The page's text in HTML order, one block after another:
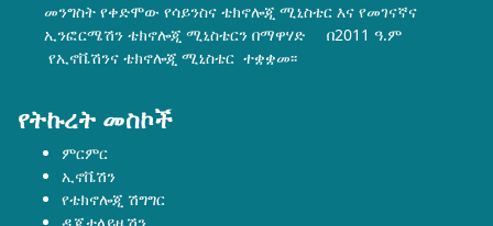
መንግስት የቀድሞው የሳይንስና ቴክኖሎጂ ሚኒስቴር እና የመገናኛና
ኢንፎርሜሽን ቴክኖሎጂ ሚኒስቴርን በማዋሃድ በ2011 ዓ.ም
የኢኖቬሽንና ቴክኖሎጂ ሚኒስቴር ተቋቋመ፡፡
የትኩረት መስኮች
ምርምር
ኢኖቬሽን
የቴክኖሎጂ ሽግግር